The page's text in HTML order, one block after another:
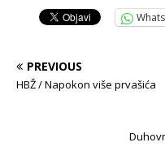
PREVIOUS
HBŽ / Napokon više prvašića